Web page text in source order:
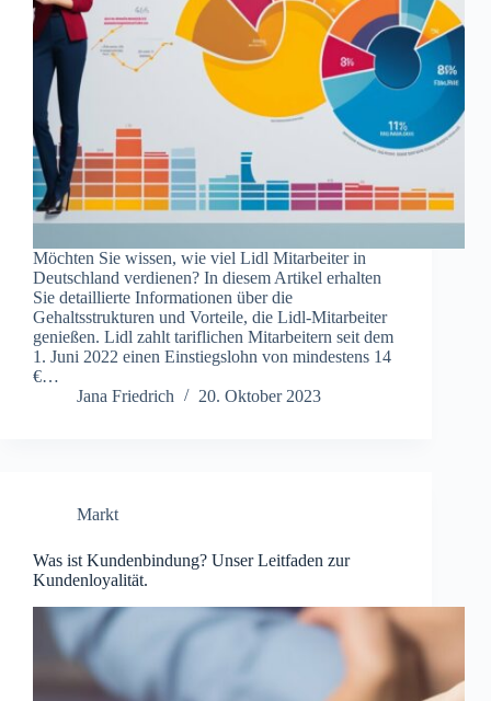
Möchten Sie wissen, wie viel Lidl Mitarbeiter in
Deutschland verdienen? In diesem Artikel erhalten
Sie detaillierte Informationen über die
Gehaltsstrukturen und Vorteile, die Lidl-Mitarbeiter
genießen. Lidl zahlt tariflichen Mitarbeitern seit dem
1. Juni 2022 einen Einstiegslohn von mindestens 14
€…
Jana Friedrich
20. Oktober 2023
Markt
Was ist Kundenbindung? Unser Leitfaden zur
Kundenloyalität.